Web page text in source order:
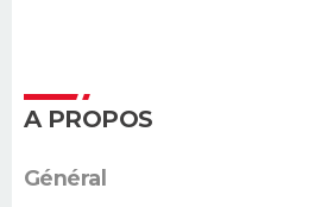
A PROPOS
Général